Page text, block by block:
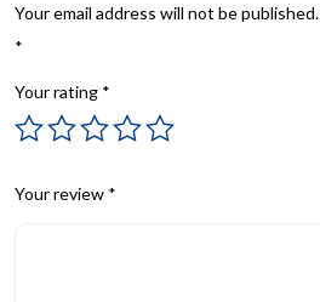
Your email address will not be published.
*
Your rating *
Your review *